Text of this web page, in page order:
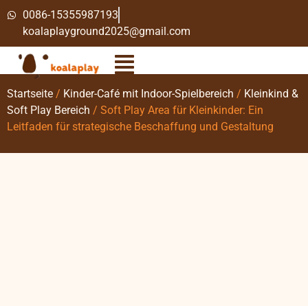
0086-15355987193
koalaplayground2025@gmail.com
Startseite / Kinder-Café mit Indoor-Spielbereich / Kleinkind &
Soft Play Bereich / Soft Play Area für Kleinkinder: Ein
Leitfaden für strategische Beschaffung und Gestaltung